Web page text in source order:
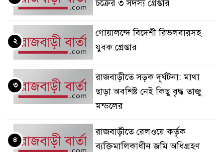
চক্রের ৩ সদস্য গ্রেপ্তার
গোয়ালন্দে বিদেশী রিভলবারসহ
যুবক গ্রেপ্তার
২
রাজবাড়ীতে সড়ক দূর্ঘটনা: মাথা
ছাড়া অবশিষ্ট নেই কিছু বৃদ্ধ তাজু
মন্ডলের
৩
রাজবাড়ীতে রেলওয়ে কর্তৃক
ব্যক্তিমালিকাধীন জমি অধিগ্রহণ
৪